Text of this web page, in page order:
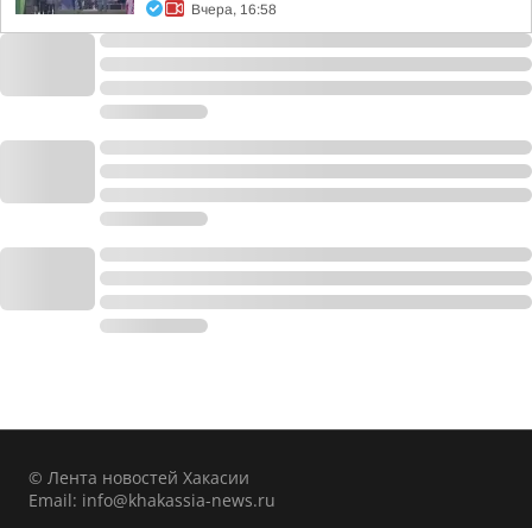
Вчера, 16:58
© Лента новостей Хакасии
Email: info@khakassia-news.ru